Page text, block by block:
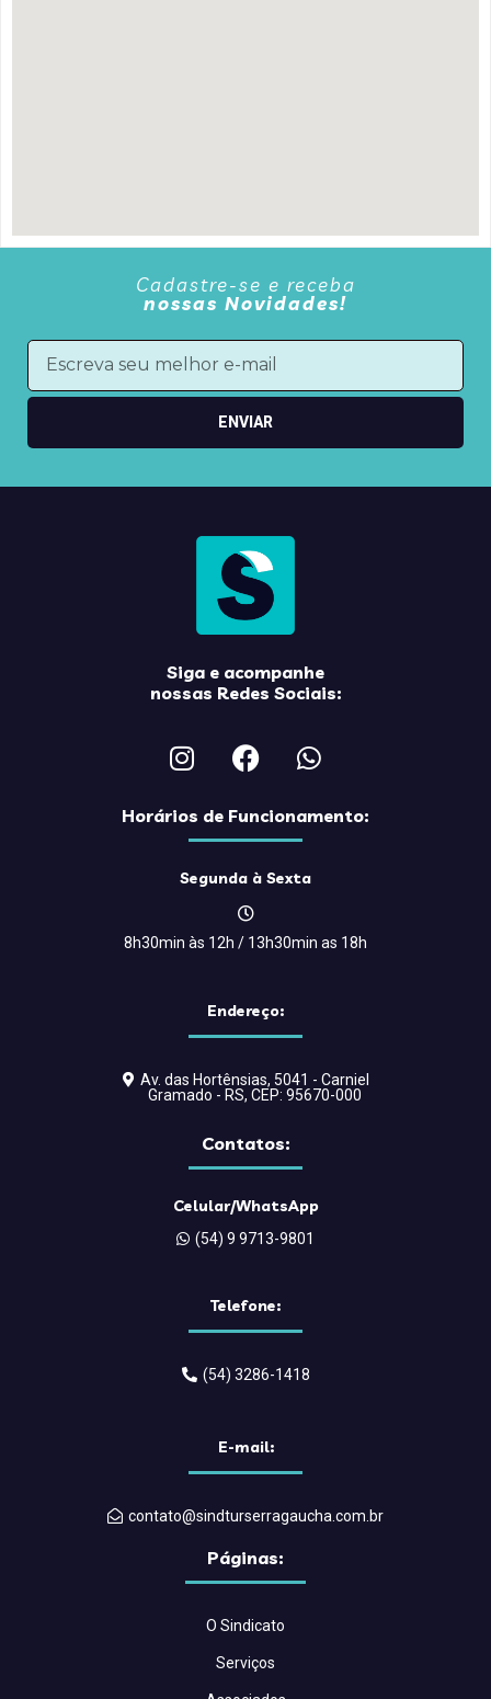
Cadastre-se e receba
nossas Novidades!
ENVIAR
Siga e acompanhe
nossas Redes Sociais:
Horários de Funcionamento:
Segunda à Sexta
8h30min às 12h / 13h30min as 18h
Endereço:
Av. das Hortênsias, 5041 - Carniel
Gramado - RS, CEP: 95670-000
Contatos:
Celular/WhatsApp
(54) 9 9713-9801
Telefone:
(54) 3286-1418
E-mail:
contato@sindturserragaucha.com.br
Páginas:
O Sindicato
Serviços